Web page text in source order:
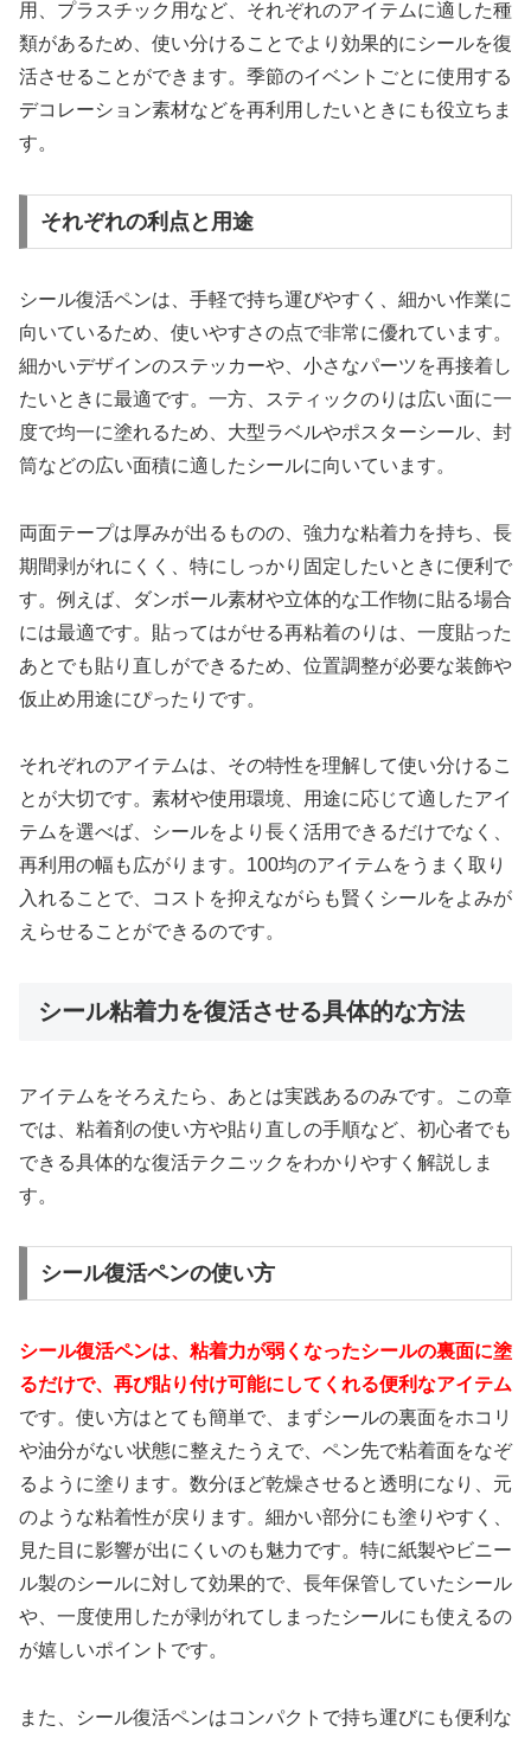
用、プラスチック用など、それぞれのアイテムに適した種
類があるため、使い分けることでより効果的にシールを復
活させることができます。季節のイベントごとに使用する
デコレーション素材などを再利用したいときにも役立ちま
す。
それぞれの利点と用途
シール復活ペンは、手軽で持ち運びやすく、細かい作業に
向いているため、使いやすさの点で非常に優れています。
細かいデザインのステッカーや、小さなパーツを再接着し
たいときに最適です。一方、スティックのりは広い面に一
度で均一に塗れるため、大型ラベルやポスターシール、封
筒などの広い面積に適したシールに向いています。
両面テープは厚みが出るものの、強力な粘着力を持ち、長
期間剥がれにくく、特にしっかり固定したいときに便利で
す。例えば、ダンボール素材や立体的な工作物に貼る場合
には最適です。貼ってはがせる再粘着のりは、一度貼った
あとでも貼り直しができるため、位置調整が必要な装飾や
仮止め用途にぴったりです。
それぞれのアイテムは、その特性を理解して使い分けるこ
とが大切です。素材や使用環境、用途に応じて適したアイ
テムを選べば、シールをより長く活用できるだけでなく、
再利用の幅も広がります。100均のアイテムをうまく取り
入れることで、コストを抑えながらも賢くシールをよみが
えらせることができるのです。
シール粘着力を復活させる具体的な方法
アイテムをそろえたら、あとは実践あるのみです。この章
では、粘着剤の使い方や貼り直しの手順など、初心者でも
できる具体的な復活テクニックをわかりやすく解説しま
す。
シール復活ペンの使い方
シール復活ペンは、粘着力が弱くなったシールの裏面に塗
るだけで、再び貼り付け可能にしてくれる便利なアイテム
です。使い方はとても簡単で、まずシールの裏面をホコリ
や油分がない状態に整えたうえで、ペン先で粘着面をなぞ
るように塗ります。数分ほど乾燥させると透明になり、元
のような粘着性が戻ります。細かい部分にも塗りやすく、
見た目に影響が出にくいのも魅力です。特に紙製やビニー
ル製のシールに対して効果的で、長年保管していたシール
や、一度使用したが剥がれてしまったシールにも使えるの
が嬉しいポイントです。
また、シール復活ペンはコンパクトで持ち運びにも便利な